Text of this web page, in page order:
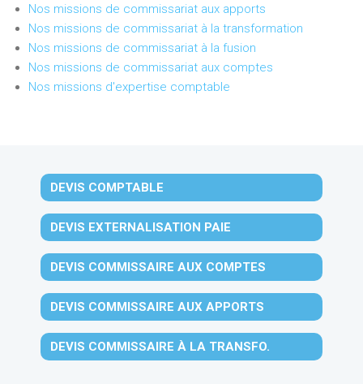
Nos missions de commissariat aux apports
Nos missions de commissariat à la transformation
Nos missions de commissariat à la fusion
Nos missions de commissariat aux comptes
Nos missions d'expertise comptable
DEVIS COMPTABLE
DEVIS EXTERNALISATION PAIE
DEVIS COMMISSAIRE AUX COMPTES
DEVIS COMMISSAIRE AUX APPORTS
DEVIS COMMISSAIRE À LA TRANSFO.